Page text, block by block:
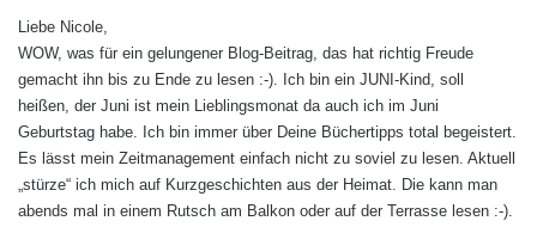
t
Liebe Nicole,
WOW, was für ein gelungener Blog-Beitrag, das hat richtig Freude
gemacht ihn bis zu Ende zu lesen :-). Ich bin ein JUNI-Kind, soll
heißen, der Juni ist mein Lieblingsmonat da auch ich im Juni
Geburtstag habe. Ich bin immer über Deine Büchertipps total begeistert.
Es lässt mein Zeitmanagement einfach nicht zu soviel zu lesen. Aktuell
„stürze“ ich mich auf Kurzgeschichten aus der Heimat. Die kann man
abends mal in einem Rutsch am Balkon oder auf der Terrasse lesen :-).